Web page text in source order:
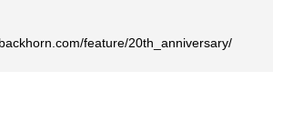
feature/20th_anniversary/